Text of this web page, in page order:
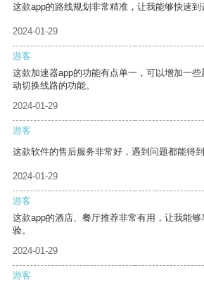
这款app的路线规划非常精准，让我能够快速到
2024-01-29
游客
这款加速器app的功能有点单一，可以增加一
动切换线路的功能。
2024-01-29
游客
这款软件的售后服务非常好，遇到问题都能得到
2024-01-29
游客
这款app的酒店、餐厅推荐非常有用，让我能
验。
2024-01-29
游客